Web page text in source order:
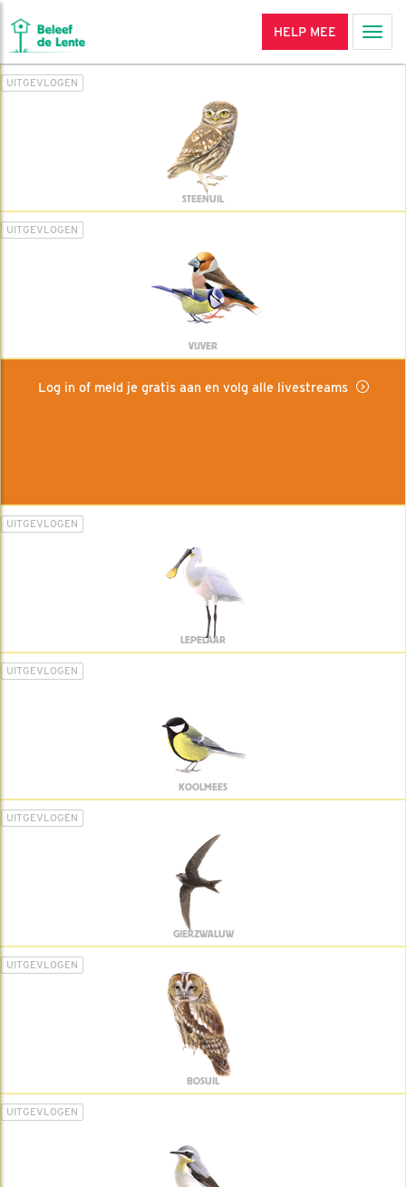
HELP MEE
UITGEVLOGEN
STEENUIL
UITGEVLOGEN
VIJVER
Log in of meld je gratis aan en volg alle livestreams
UITGEVLOGEN
LEPELAAR
UITGEVLOGEN
KOOLMEES
UITGEVLOGEN
GIERZWALUW
UITGEVLOGEN
BOSUIL
UITGEVLOGEN